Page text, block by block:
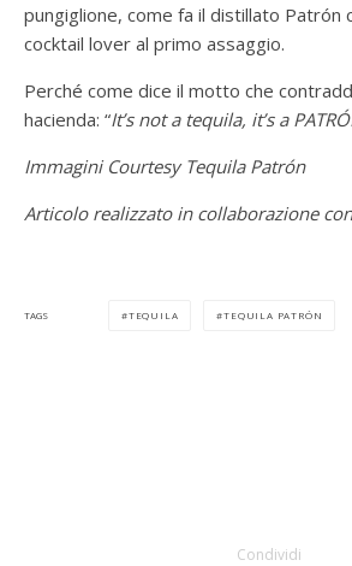
pungiglione, come fa il distillato Patrón
cocktail lover al primo assaggio.
Perché come dice il motto che
hacienda: “It’s not a tequila, it’s a
Immagini Courtesy Tequila Patrón
Articolo realizzato in collaborazione
TAGS TEQUILA TEQUILA PATRÓN
Condividi